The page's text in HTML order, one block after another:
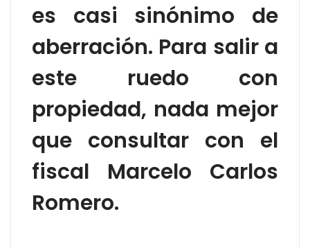
es casi sinónimo de
aberración. Para salir a
este ruedo con
propiedad, nada mejor
que consultar con el
fiscal Marcelo Carlos
Romero.